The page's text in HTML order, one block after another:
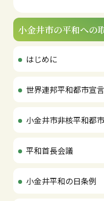
小金井市の平和への
はじめに
世界連邦平和都市宣言
小金井市非核平和都
平和首長会議
小金井平和の日条例